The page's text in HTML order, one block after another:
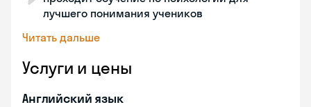
лучшего понимания учеников
Читать дальше
Услуги и цены
Английский язык